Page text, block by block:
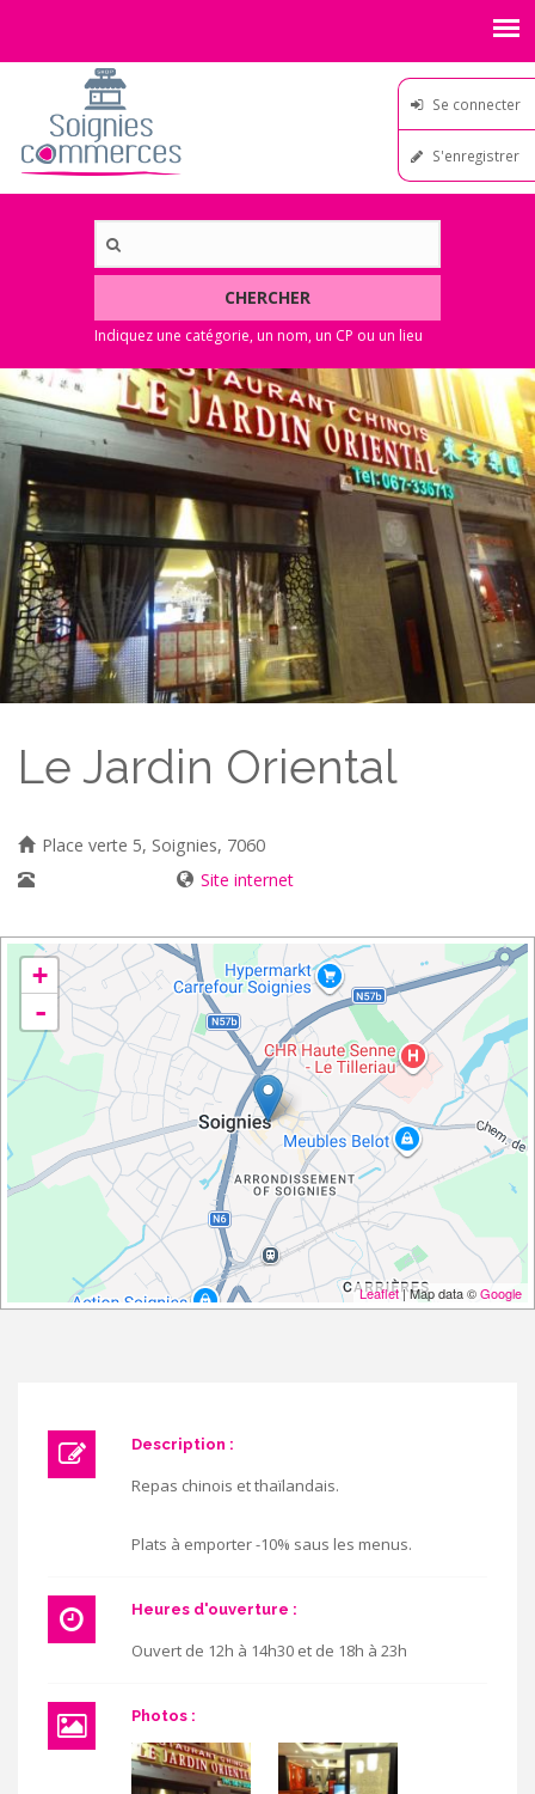
Se connecter
S'enregistrer
CHERCHER
Le Jardin Oriental
Place verte 5, Soignies, 7060
Site internet
+
-
Leaflet| Map data ©Google
Description :
Repas chinois et thaïlandais.
Plats à emporter -10% saus les menus.
Heures d'ouverture :
Ouvert de 12h à 14h30 et de 18h à 23h
Photos :